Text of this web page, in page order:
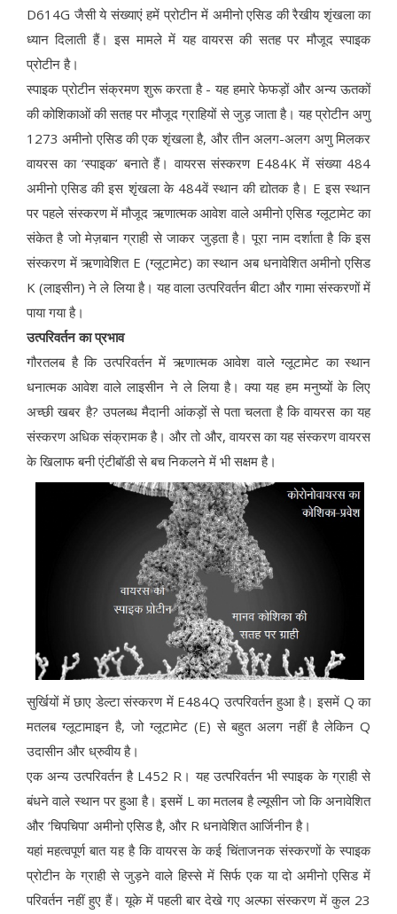
D614G जैसी ये संख्याएं हमें प्रोटीन में अमीनो एसिड की रैखीय शृंखला का
ध्यान दिलाती हैं। इस मामले में यह वायरस की सतह पर मौजूद स्पाइक
प्रोटीन है।
स्पाइक प्रोटीन संक्रमण शुरू करता है - यह हमारे फेफड़ों और अन्य ऊतकों
की कोशिकाओं की सतह पर मौजूद ग्राहियों से जुड़ जाता है। यह प्रोटीन अणु
1273 अमीनो एसिड की एक शृंखला है, और तीन अलग-अलग अणु मिलकर
वायरस का ‘स्पाइक’ बनाते हैं। वायरस संस्करण E484K में संख्या 484
अमीनो एसिड की इस शृंखला के 484वें स्थान की द्योतक है। E इस स्थान
पर पहले संस्करण में मौजूद ऋणात्मक आवेश वाले अमीनो एसिड ग्लूटामेट का
संकेत है जो मेज़बान ग्राही से जाकर जुड़ता है। पूरा नाम दर्शाता है कि इस
संस्करण में ऋणावेशित E (ग्लूटामेट) का स्थान अब धनावेशित अमीनो एसिड
K (लाइसीन) ने ले लिया है। यह वाला उत्परिवर्तन बीटा और गामा संस्करणों में
पाया गया है।
उत्परिवर्तन का प्रभाव
गौरतलब है कि उत्परिवर्तन में ऋणात्मक आवेश वाले ग्लूटामेट का स्थान
धनात्मक आवेश वाले लाइसीन ने ले लिया है। क्या यह हम मनुष्यों के लिए
अच्छी खबर है? उपलब्ध मैदानी आंकड़ों से पता चलता है कि वायरस का यह
संस्करण अधिक संक्रामक है। और तो और, वायरस का यह संस्करण वायरस
के खिलाफ बनी एंटीबॉडी से बच निकलने में भी सक्षम है।
सुर्खियों में छाए डेल्टा संस्करण में E484Q उत्परिवर्तन हुआ है। इसमें Q का
मतलब ग्लूटामाइन है, जो ग्लूटामेट (E) से बहुत अलग नहीं है लेकिन Q
उदासीन और ध्रुवीय है।
एक अन्य उत्परिवर्तन है L452 R। यह उत्परिवर्तन भी स्पाइक के ग्राही से
बंधने वाले स्थान पर हुआ है। इसमें L का मतलब है ल्यूसीन जो कि अनावेशित
और ‘चिपचिपा’ अमीनो एसिड है, और R धनावेशित आर्जिनीन है।
यहां महत्वपूर्ण बात यह है कि वायरस के कई चिंताजनक संस्करणों के स्पाइक
प्रोटीन के ग्राही से जुड़ने वाले हिस्से में सिर्फ एक या दो अमीनो एसिड में
परिवर्तन नहीं हुए हैं। यूके में पहली बार देखे गए अल्फा संस्करण में कुल 23